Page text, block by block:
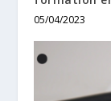
05/04/2023